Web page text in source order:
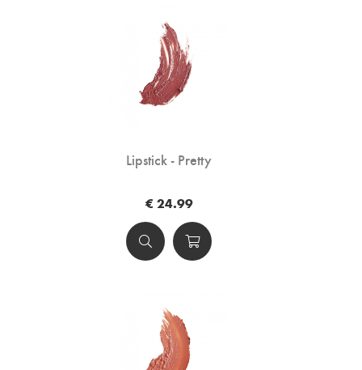
Lipstick - Pretty
€ 24.99